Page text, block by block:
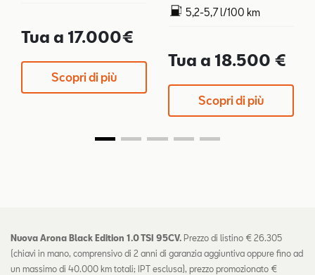
Tua a 17.000€
Scopri di più
5,2-5,7 l/100 km
Tua a 18.500 €
Scopri di più
Nuova Arona Black Edition 1.0 TSI 95CV. Prezzo di listino € 26.305
(chiavi in mano, comprensivo di 2 anni di garanzia aggiuntiva oppure fino ad
un massimo di 40.000 km totali; IPT esclusa), prezzo promozionato €